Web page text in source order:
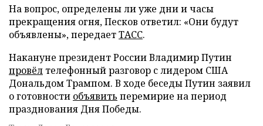
На вопрос, определены ли уже дни и часы
прекращения огня, Песков ответил: «Они будут
объявлены», передаетТАСС.
Накануне президент России Владимир Путин
провёл телефонный разговор с лидером США
Дональдом Трампом. В ходе беседы Путин заявил
о готовности объявить перемирие на период
празднования Дня Победы.